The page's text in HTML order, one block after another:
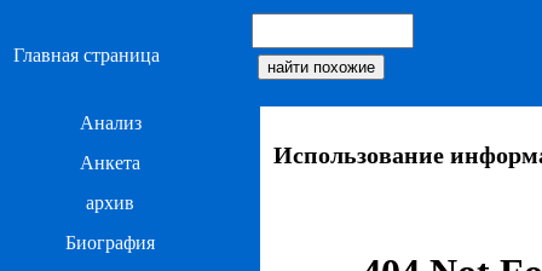
Главная страница
Анализ
Анкета
архив
Биография
Использование